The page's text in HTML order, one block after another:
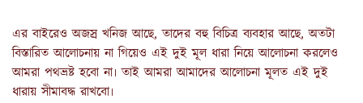
এর বাইরেও অজস্র খনিজ আছে, তাদের বহু বিচিত্র ব্যবহার আছে, অতটা
বিস্তারিত আলোচনায় না গিয়েও এই দুই মূল ধারা নিয়ে আলোচনা করলেও
আমরা পথভ্রষ্ট হবো না৷ তাই আমরা আমাদের আলোচনা মূলত এই দুই
ধারায় সীমাবদ্ধ রাখবো৷